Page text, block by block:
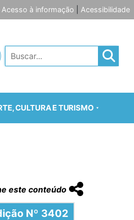
Acesso à informação Acessibilidade
Pesquisar
CULTURA E TURISMO
este conteúdo
Nº 3402